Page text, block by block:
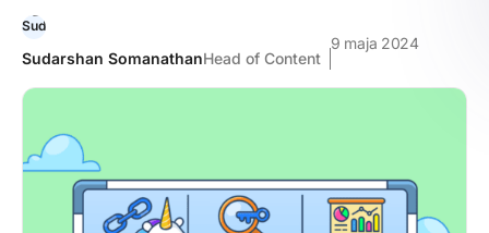
Sudarshan SomanathanHead of Content
9 maja 2024